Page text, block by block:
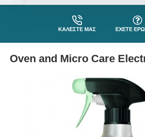
ΚΑΛΕΣΤΕ ΜΑΣ ΕΧΕΤΕ
Oven and Micro Care